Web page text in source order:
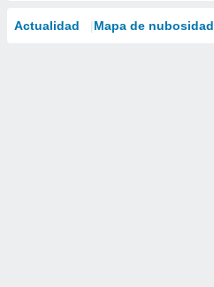
Actualidad Mapa de nubosidad